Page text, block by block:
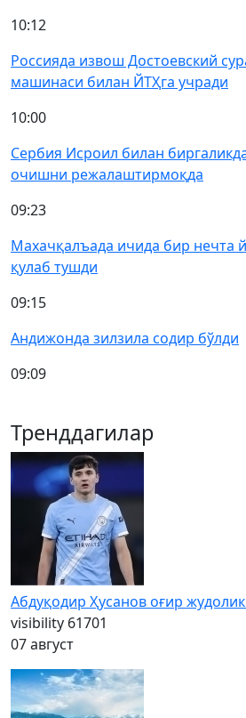
10:12
Россияда извош Достоевский
машинаси билан ЙТҲга учради
10:00
Сербия Исроил билан
очишни режалаштирмоқда
09:23
Махачқалъада ичида бир нечта
қулаб тушди
09:15
Андижонда зилзила содир бўлди
09:09
Тренддагилар
Абдуқодир Ҳусанов оғир
visibility 61701
07 август